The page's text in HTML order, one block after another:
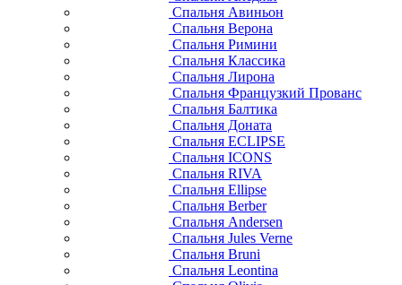
Спальня Авиньон
Спальня Верона
Спальня Римини
Спальня Классика
Спальня Лирона
Спальня Французкий Прованс
Спальня Балтика
Спальня Доната
Спальня ECLIPSE
Спальня ICONS
Спальня RIVA
Спальня Ellipse
Спальня Berber
Спальня Andersen
Спальня Jules Verne
Спальня Bruni
Спальня Leontina